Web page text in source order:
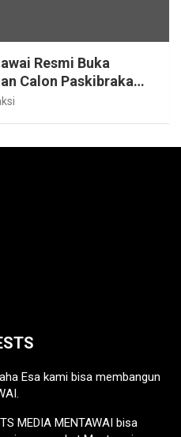
Resmi Buka
Calon Paskibraka
Esa kami bisa membangun
MEDIA MENTAWAI bisa